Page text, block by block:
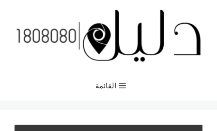
المحتوى
القائمة